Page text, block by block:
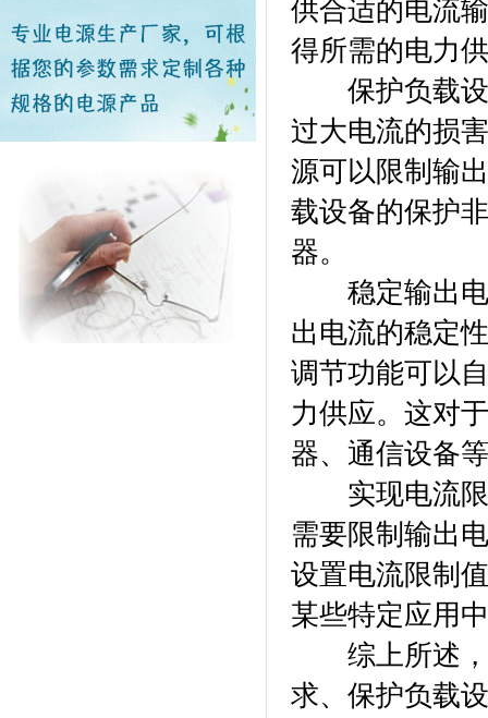
供合适的电流
得所需的电力
保护负载设
过大电流的损
源可以限制输
载设备的保护
器。
稳定输出电
出电流的稳定
调节功能可以
力供应。这对
器、通信设备
实现电流限
需要限制输出
设置电流限制
某些特定应用
综上所述，
求、保护负载